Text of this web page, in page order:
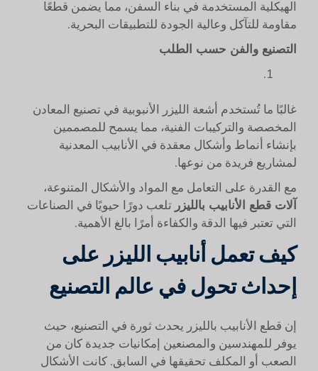
الهيكلية المستخدمة في بناء السفن، مما يضمن قطعًا
مقاومة للتآكل وعالية الجودة للتطبيقات البحرية.
التصنيع والفن حسب الطلب
غالبًا ما تُستخدم أشعة الليزر الأنبوبية في تصنيع المعادن
المخصصة والتركيبات الفنية، مما يسمح للمصممين
بإنشاء أنماط وأشكال معقدة في الأنابيب المعدنية
لمشاريع فريدة من نوعها.
مع القدرة على التعامل مع المواد والأشكال المتنوعة،
آلات قطع الأنابيب بالليزر تلعب دورًا حيويًا في الصناعات
التي تعتبر فيها الدقة والكفاءة أمرًا بالغ الأهمية.
كيف تعمل أنابيب الليزر على
إحداث تحول في عالم التصنيع
إن قطع الأنابيب بالليزر يحدث ثورة في التصنيع، حيث
يوفر للمهندسين والمصنعين إمكانيات جديدة كان من
الصعب أو المكلف تحقيقها في السابق. كانت الأشكال